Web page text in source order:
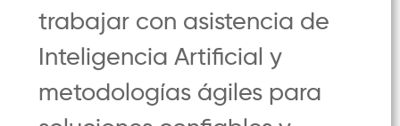
trabajar con asistencia de
Inteligencia Artificial y
metodologías ágiles para